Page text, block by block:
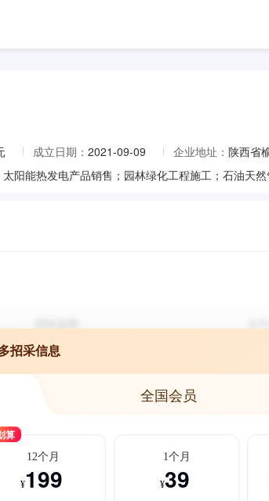
成立日期： 2021-09-09 企业地址： 陕西省
招采信息
全国会员
算
12个月
¥199
1个月
¥39